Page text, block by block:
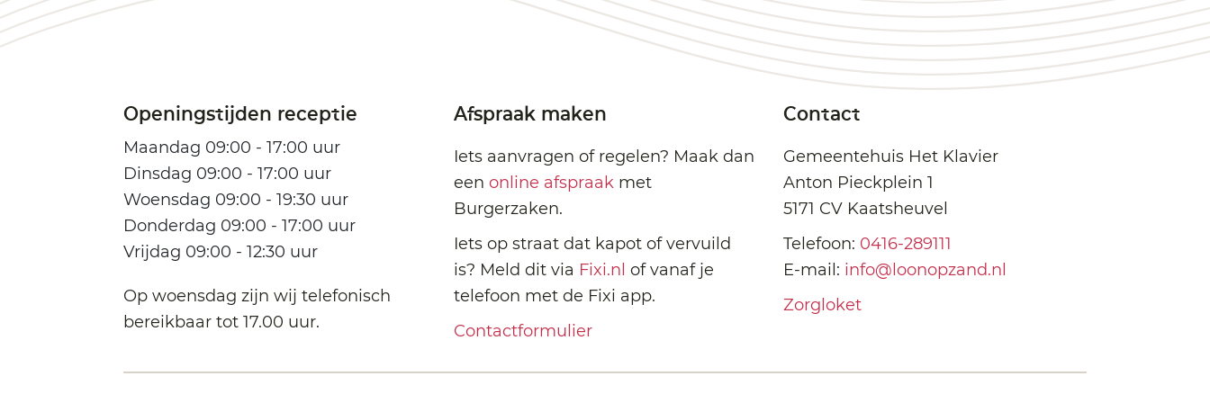
Openingstijden receptie
Maandag 09:00 - 17:00 uur
Dinsdag 09:00 - 17:00 uur
Woensdag 09:00 - 19:30 uur
Donderdag 09:00 - 17:00 uur
Vrijdag 09:00 - 12:30 uur
Op woensdag zijn wij telefonisch
bereikbaar tot 17.00 uur.
Afspraak maken
Iets aanvragen of regelen? Maak dan
een online afspraakmet
Burgerzaken.
Iets op straat dat kapot of vervuild
is? Meld dit via Fixi.nl of vanaf je
telefoon met de Fixi app.
Contactformulier
Contact
Gemeentehuis Het Klavier
Anton Pieckplein 1
5171 CV Kaatsheuvel
Telefoon: 0416-289111
E-mail: info@loonopzand.nl
Zorgloket